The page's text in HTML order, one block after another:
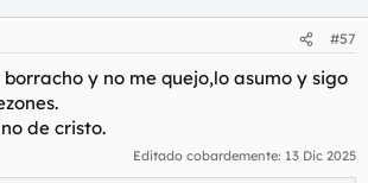
#57
y no me quejo,lo asumo y sigo
de cristo.
Editado cobardemente: 13 Dic 2025